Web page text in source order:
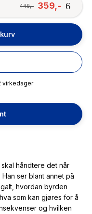
359,-
449,-
virkedager
håndtere det når
ser blant annet på
hvordan byrden
som kan gjøres for å
og hvilken